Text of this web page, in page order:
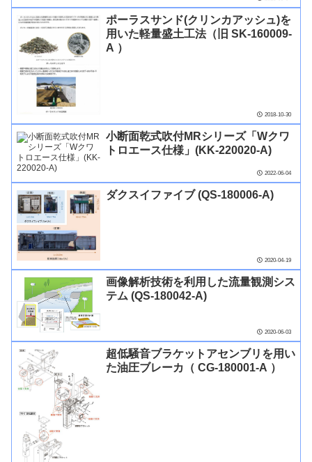
ポーラスサンド(クリンカアッシュ)を
用いた軽量盛土工法（旧 SK-160009-
A ）
2018-10-30
小断面乾式吹付MRシリーズ「Wクワ
トロエース仕様」(KK-220020-A)
2022-06-04
ダクスイファイブ (QS-180006-A)
2020-04-19
画像解析技術を利用した流量観測シス
テム (QS-180042-A)
2020-06-03
超低騒音ブラケットアセンブリを用い
た油圧ブレーカ（ CG-180001-A ）